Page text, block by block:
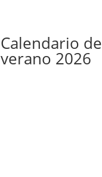
Calendario de
verano 2026